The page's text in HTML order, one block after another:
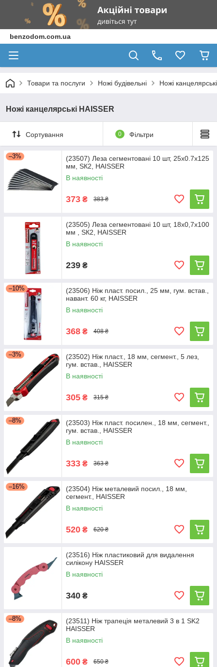
benzodom.com.ua
Товари та послуги Ножі будівельні Ножі
Ножі канцелярські HAISSER
Сортування 0 Фільтри
–3%
(23507) Леза сегментовані 10 шт, 25х0.7x125
мм, SК2, HAISSER
В наявності
373 ₴ 383 ₴
(23505) Леза сегментовані 10 шт, 18х0,7х100
мм , SК2, HAISSER
В наявності
239 ₴
–10%
(23506) Ніж пласт. посил., 25 мм, гум. встав.,
навант. 60 кг, HAISSER
В наявності
368 ₴ 408 ₴
–3%
(23502) Ніж пласт., 18 мм, сегмент., 5 лез,
гум. встав., HAISSER
В наявності
305 ₴ 315 ₴
–8%
(23503) Ніж пласт. посилен., 18 мм, сегмент.,
гум. встав., HAISSER
В наявності
333 ₴ 363 ₴
–16%
(23504) Ніж металевий посил., 18 мм,
сегмент., HAISSER
В наявності
520 ₴ 620 ₴
(23516) Ніж пластиковий для видалення
силікону HAISSER
В наявності
340 ₴
–8%
(23511) Ніж трапеція металевий 3 в 1 SK2
HAISSER
В наявності
600 ₴ 650 ₴